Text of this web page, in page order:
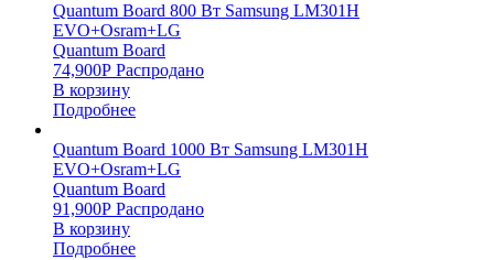
Quantum Board 800 Вт Samsung LM301H
EVO+Osram+LG
Quantum Board
74,900Р Распродано
В корзину
Подробнее
Quantum Board 1000 Вт Samsung LM301H
EVO+Osram+LG
Quantum Board
91,900Р Распродано
В корзину
Подробнее